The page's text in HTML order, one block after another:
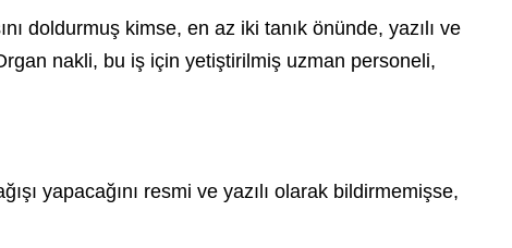
doldurmuş kimse, en az iki tanık önünde, yazılı ve
nakli, bu iş için yetiştirilmiş uzman personeli,
yapacağını resmi ve yazılı olarak bildirmemişse,